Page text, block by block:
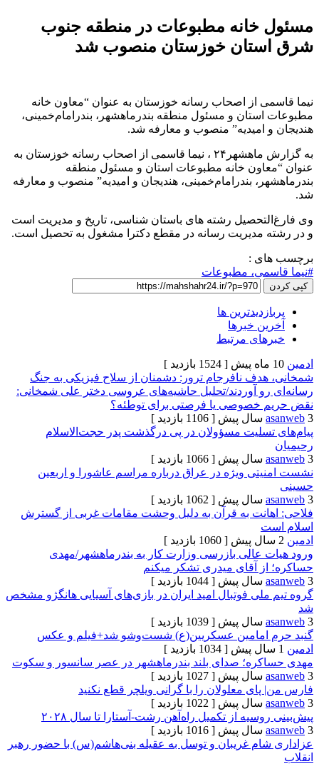
خانه مطبوعات در منطقه جنوب
خوزستان منصوب شد
از اصحاب رسانه خوزستان به عنوان “معاون خانه
و مسئول منطقه بندرماهشهر، بندرامام‌خمینی،
امیدیه” منصوب و معارفه شد.
به گزارش ماهشهر۲۴ ، نیما قاسمی از اصحاب رسانه خوزستان به
خانه مطبوعات استان و مسئول منطقه
بندرامام‌خمینی، هندیجان و امیدیه” منصوب و معارفه
رشته های باستان شناسی، تاریخ و مدیریت است
مدیریت رسانه در مقطع دکترا مشغول به تحصیل است.
:
مطبوعات
ها
خبرها
مرتبط
[ 1524 بازدید ]
نافرجام ترور: دشمنان از سلاح فیزیکی به جنگ
آوردند/تحلیل حاشیه‌های عروسی دختر علی شمخانی:
خصوصی یا فرصتی برای توطئه؟
[ 1106 بازدید ]
مسؤولان در پی درگذشت پدر حجت‌الاسلام
[ 1066 بازدید ]
ویژه در عراق درباره مراسم عاشورا و اربعین
[ 1062 بازدید ]
به قرآن‌ به دلیل وحشت مقامات غربی از گسترش
[ 1060 بازدید ]
عالی بازرسی وزارت کار به بندرماهشهر/مهدی
آقای میدری تشکر میکنم
[ 1044 بازدید ]
فوتبال امید ایران در بازی‌های آسیایی هانگژو مشخص
[ 1039 بازدید ]
امامین عسکریین(ع) شست‌وشو شد+فیلم و عکس
[ 1034 بازدید ]
صدای بلند بندرماهشهر در عصر سانسور و سکوت
[ 1027 بازدید ]
معلولان را با گرانی ویلچر قطع نکنید
[ 1022 بازدید ]
از تکمیل راه‌آهن رشت-آستارا تا سال ‌۲۰۲۸
[ 1016 بازدید ]
غریبان و توسل به عقیله بنی‌هاشم(س) با حضور رهبر